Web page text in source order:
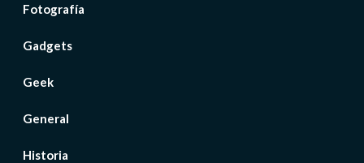
Fotografía
Gadgets
Geek
General
Historia